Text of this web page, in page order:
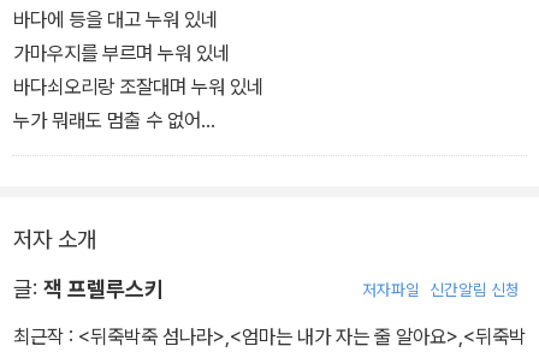
<마들렌카> 의 피터 시스가 그림을 그렸고, 전미초등학교협의화 상을
받은 잭 프렐류트스키가 글을 썼다. '신나는' 더하기를 통해 창조한 동
물들의 그림과 시를 읽는듯한 느낌을 주는 리듬감 넘치는 글이 잘 어
바다에 등을 대고 누워 있네
가마우지를 부르며 누워 있네
바다쇠오리랑 조잘대며 누워 있네
누가 뭐래도 멈출 수 없어
조잘조잘 수다를 멈출 수가 없어
-본문 중에서
저자 소개
글: 잭 프렐루스키 저자파일 신간알림 신청
최근작 : <뒤죽박죽 섬나라>,<엄마는 내가 자는 줄 알아요>,<뒤죽박